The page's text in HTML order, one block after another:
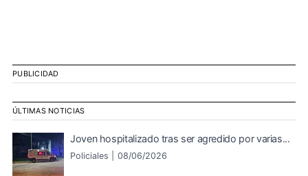
PUBLICIDAD
ÚLTIMAS NOTICIAS
Joven hospitalizado tras ser agredido por varias...
Policiales | 08/06/2026